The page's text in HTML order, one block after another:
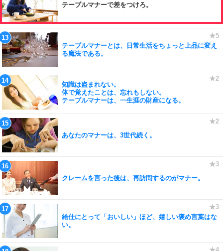
テーブルマナーで差をつけろ。
テーブルマナーとは、日常生活をちょっと上品に変え
る魔法である。
知識は盗まれない。
体で覚えたことは、忘れもしない。
テーブルマナーは、一生涯の財産になる。
あなたのマナーは、3世代続く。
クレームを言った後は、再訪問するのがマナー。
給仕にとって「おいしい」ほど、嬉しい褒め言葉はな
い。